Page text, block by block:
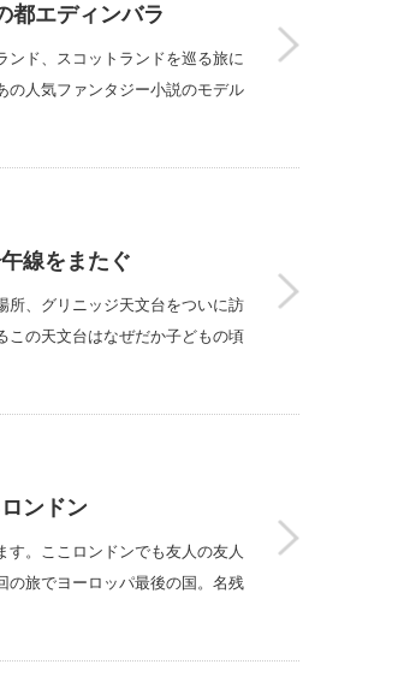
都エディンバラ
ンド、スコットランドを巡る旅に
の人気ファンタジー小説のモデル
線をまたぐ
所、グリニッジ天文台をついに訪
この天文台はなぜだか子どもの頃
ンドン
す。ここロンドンでも友人の友人
の旅でヨーロッパ最後の国。名残